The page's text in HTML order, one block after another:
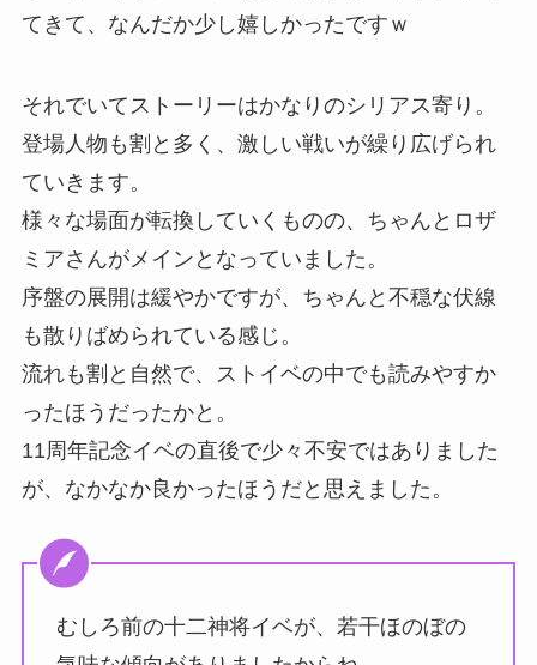
てきて、なんだか少し嬉しかったですｗ
それでいてストーリーはかなりのシリアス寄り。
登場人物も割と多く、激しい戦いが繰り広げられ
ていきます。
様々な場面が転換していくものの、ちゃんとロザ
ミアさんがメインとなっていました。
序盤の展開は緩やかですが、ちゃんと不穏な伏線
も散りばめられている感じ。
流れも割と自然で、ストイベの中でも読みやすか
ったほうだったかと。
11周年記念イベの直後で少々不安ではありました
が、なかなか良かったほうだと思えました。
むしろ前の十二神将イベが、若干ほのぼの